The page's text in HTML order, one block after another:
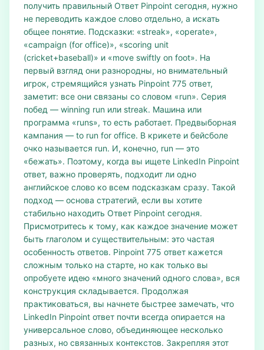
получить правильный Ответ Pinpoint сегодня, нужно
не переводить каждое слово отдельно, а искать
общее понятие. Подсказки: «streak», «operate»,
«campaign (for office)», «scoring unit
(cricket+baseball)» и «move swiftly on foot». На
первый взгляд они разнородны, но внимательный
игрок, стремящийся узнать Pinpoint 775 ответ,
заметит: все они связаны со словом «run». Серия
побед — winning run или streak. Машина или
программа «runs», то есть работает. Предвыборная
кампания — to run for office. В крикете и бейсболе
очко называется run. И, конечно, run — это
«бежать». Поэтому, когда вы ищете LinkedIn Pinpoint
ответ, важно проверять, подходит ли одно
английское слово ко всем подсказкам сразу. Такой
подход — основа стратегий, если вы хотите
стабильно находить Ответ Pinpoint сегодня.
Присмотритесь к тому, как каждое значение может
быть глаголом и существительным: это частая
особенность ответов. Pinpoint 775 ответ кажется
сложным только на старте, но как только вы
опробуете идею «много значений одного слова», вся
конструкция складывается. Продолжая
практиковаться, вы начнете быстрее замечать, что
LinkedIn Pinpoint ответ почти всегда опирается на
универсальное слово, объединяющее несколько
разных, но связанных контекстов. Закрепляя этот